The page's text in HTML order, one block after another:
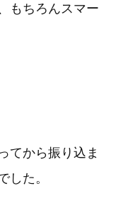
もちろんスマー
てから振り込ま
した。